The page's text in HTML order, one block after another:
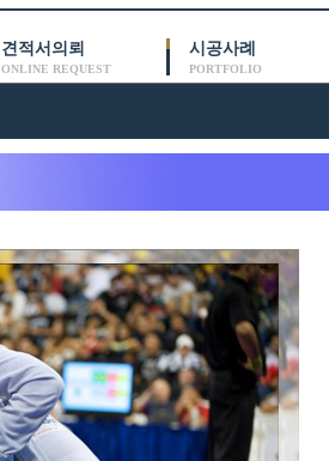
견적서의뢰
ONLINE REQUEST
시공사례
PORTFOLIO